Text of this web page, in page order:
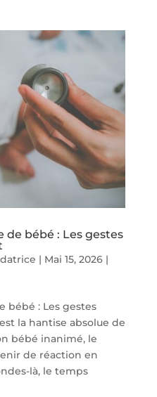
de bébé : Les gestes
| Mai 15, 2026|
bébé : Les gestes
la hantise absolue de
bébé inanimé, le
de réaction en
là, le temps